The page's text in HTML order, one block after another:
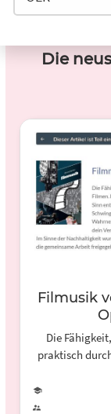
Die
Filmusik
Die
praktisch
Films. Denn
aus den Pixeln